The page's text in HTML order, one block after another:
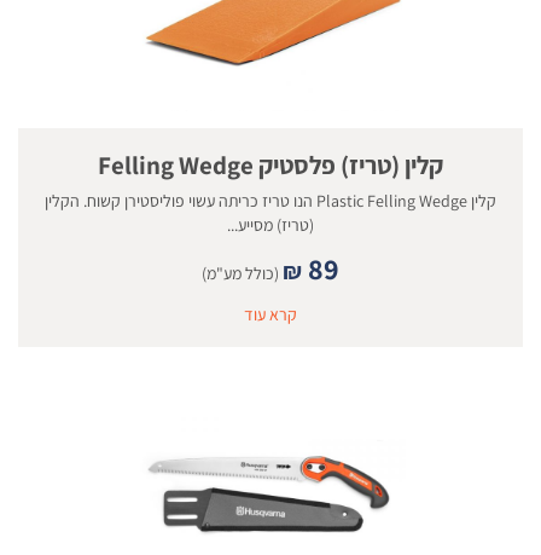
קלין (טריז) פלסטיק Felling Wedge
קלין Plastic Felling Wedge הנו טריז כריתה עשוי פוליסטירן קשוח. הקלין
(טריז) מסייע...
₪ 89
(כולל מע"מ)
קרא עוד